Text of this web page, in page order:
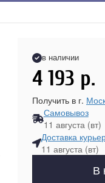
в наличии
4 193 р.
Получить в г.
Самовывоз
11 августа (вт)
Доставка
11 августа (вт)
В